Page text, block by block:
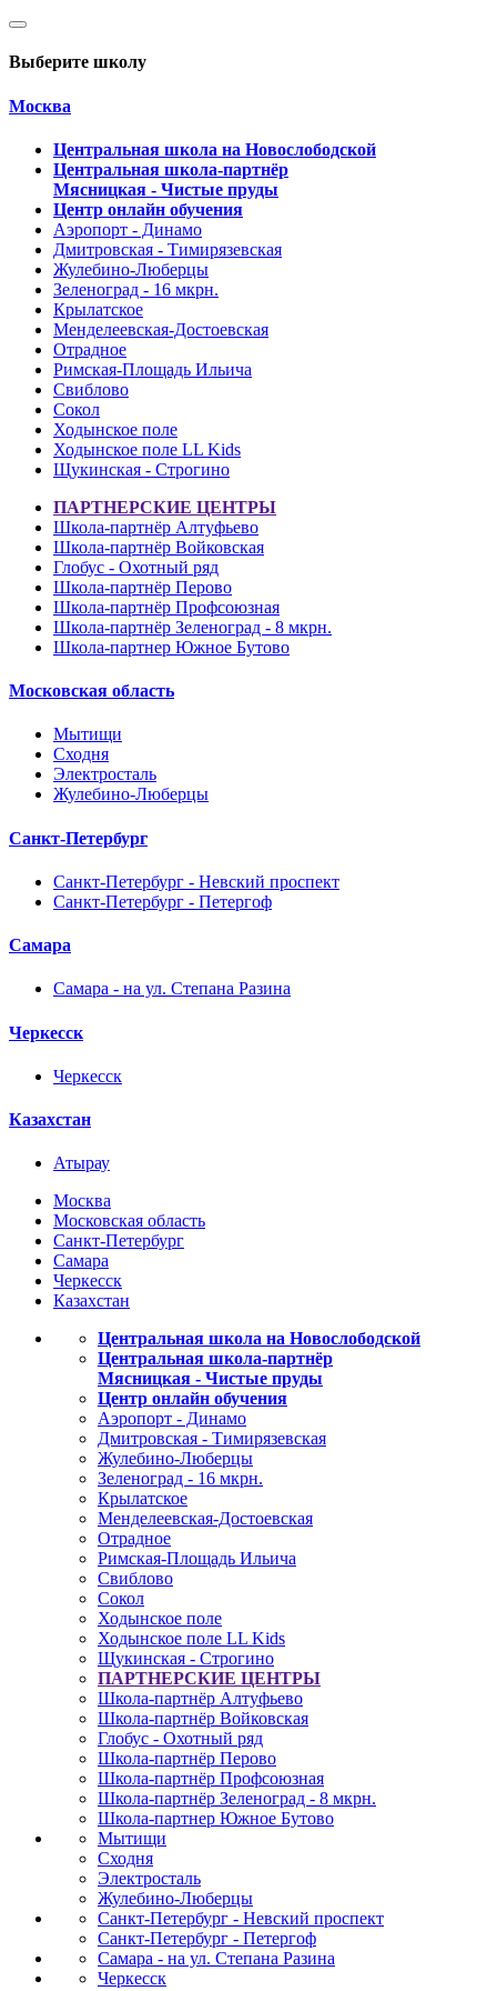
Выберите школу
Москва
Центральная школа на Новослободской
Центральная школа-партнёр
Мясницкая - Чистые пруды
Центр онлайн обучения
Аэропорт - Динамо
Дмитровская - Тимирязевская
Жулебино-Люберцы
Зеленоград - 16 мкрн.
Крылатское
Менделеевская-Достоевская
Отрадное
Римская-Площадь Ильича
Свиблово
Сокол
Ходынское поле
Ходынское поле LL Kids
Щукинская - Строгино
ПАРТНЕРСКИЕ ЦЕНТРЫ
Школа-партнёр Алтуфьево
Школа-партнёр Войковская
Глобус - Охотный ряд
Школа-партнёр Перово
Школа-партнёр Профсоюзная
Школа-партнёр Зеленоград - 8 мкрн.
Школа-партнер Южное Бутово
Московская область
Мытищи
Сходня
Электросталь
Жулебино-Люберцы
Санкт-Петербург
Санкт-Петербург - Невский проспект
Санкт-Петербург - Петергоф
Самара
Самара - на ул. Степана Разина
Черкесск
Черкесск
Казахстан
Атырау
Москва
Московская область
Санкт-Петербург
Самара
Черкесск
Казахстан
Центральная школа на Новослободской
Центральная школа-партнёр
Мясницкая - Чистые пруды
Центр онлайн обучения
Аэропорт - Динамо
Дмитровская - Тимирязевская
Жулебино-Люберцы
Зеленоград - 16 мкрн.
Крылатское
Менделеевская-Достоевская
Отрадное
Римская-Площадь Ильича
Свиблово
Сокол
Ходынское поле
Ходынское поле LL Kids
Щукинская - Строгино
ПАРТНЕРСКИЕ ЦЕНТРЫ
Школа-партнёр Алтуфьево
Школа-партнёр Войковская
Глобус - Охотный ряд
Школа-партнёр Перово
Школа-партнёр Профсоюзная
Школа-партнёр Зеленоград - 8 мкрн.
Школа-партнер Южное Бутово
Мытищи
Сходня
Электросталь
Жулебино-Люберцы
Санкт-Петербург - Невский проспект
Санкт-Петербург - Петергоф
Самара - на ул. Степана Разина
Черкесск